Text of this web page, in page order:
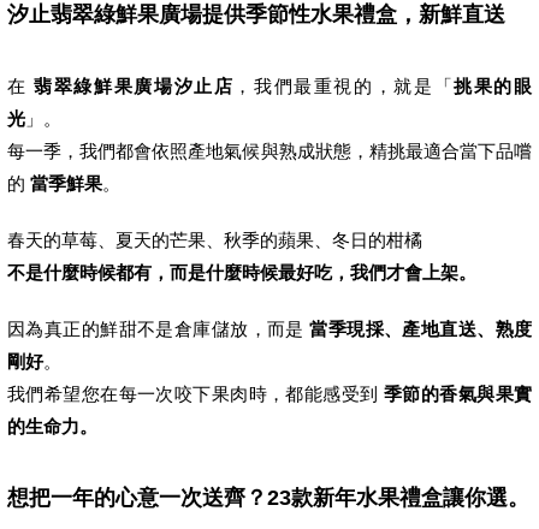
汐止翡翠綠鮮果廣場提供季節性水果禮盒，新鮮直送
在翡翠綠鮮果廣場汐止店 ，我們最重視的，就是「挑果的眼
光 」。
每一季，我們都會依照產地氣候與熟成狀態，精挑最適合當下品嚐
的 當季鮮果。
春天的草莓、夏天的芒果、秋季的蘋果、冬日的柑橘
不是什麼時候都有，而是什麼時候最好吃，我們才會上架。
因為真正的鮮甜不是倉庫儲放，而是當季現採、產地直送、熟度
剛好。
我們希望您在每一次咬下果肉時，都能感受到 季節的香氣與果實
的生命力。
想把一年的心意一次送齊？23款新年水果禮盒讓你選。